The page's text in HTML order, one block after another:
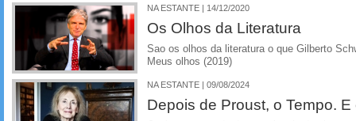
NA ESTANTE | 14/12/2020
Os Olhos da Literatura
Sao os olhos da literatura o que Gilberto
Meus olhos (2019)
NA ESTANTE | 09/08/2024
Depois de Proust, o Tempo.